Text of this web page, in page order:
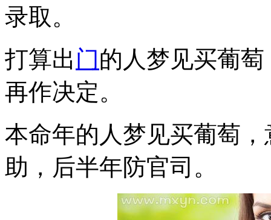
录取。
打算出 门的人梦见买葡
再作决定。
本命年的人梦见买葡萄
助，后半年防官司。